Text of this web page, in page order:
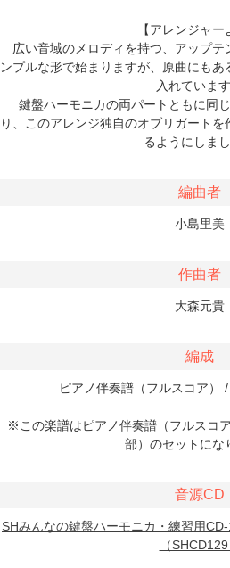
【アレンジャー
広い音域のメロディを持つ、アップテ
ンプルな形で始まりますが、原曲にも
入れています
鍵盤ハーモニカの両パートともに同
り、このアレンジ独自のオブリガート
るようにしまし
編曲者
小島里美
作曲者
大森元貴
編成
ピアノ伴奏譜（フルスコア）
※この楽譜はピアノ伴奏譜（フルスコ
部）のセットにな
音源CD
SHみんなの鍵盤ハーモニカ・練習用
（SHCD129